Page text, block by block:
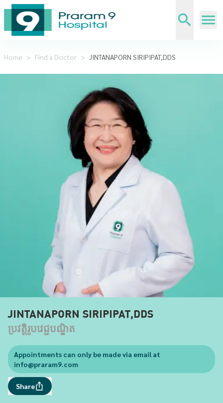
Home > Find a Doctor > JINTANAPORN SIRIPIPAT,DDS
JINTANAPORN SIRIPIPAT,DDS
ប្រវត្តិរូបវេជ្ជបណ្ឌិត
Appointments can only be made via email at
info@praram9.com
Share